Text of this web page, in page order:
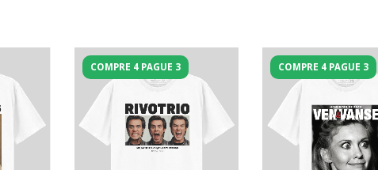
COMPRE 4 PAGUE 3 COMPRE 4 PAGUE 3